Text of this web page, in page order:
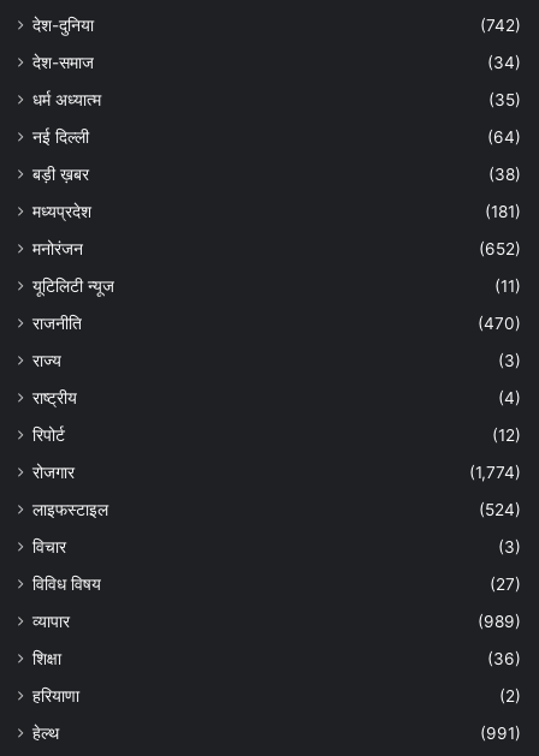
देश-दुनिया
(742)
देश-समाज
(34)
धर्म अध्यात्म
(35)
नई दिल्ली
(64)
बड़ी ख़बर
(38)
मध्यप्रदेश
(181)
मनोरंजन
(652)
यूटिलिटी न्यूज
(11)
राजनीति
(470)
राज्य
(3)
राष्ट्रीय
(4)
रिपोर्ट
(12)
रोजगार
(1,774)
लाइफस्टाइल
(524)
विचार
(3)
विविध विषय
(27)
व्यापार
(989)
शिक्षा
(36)
हरियाणा
(2)
हेल्‍थ
(991)